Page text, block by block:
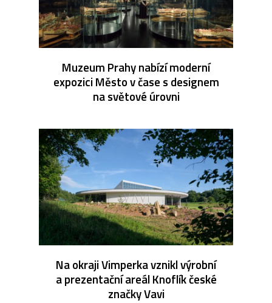
Muzeum Prahy nabízí moderní
expozici Město v čase s designem
na světové úrovni
Na okraji Vimperka vznikl výrobní
a prezentační areál Knoflík české
značky Vavi